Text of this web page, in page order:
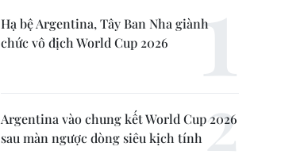
Hạ bệ Argentina, Tây Ban Nha giành
chức vô địch World Cup 2026
Argentina vào chung kết World Cup 2026
sau màn ngược dòng siêu kịch tính